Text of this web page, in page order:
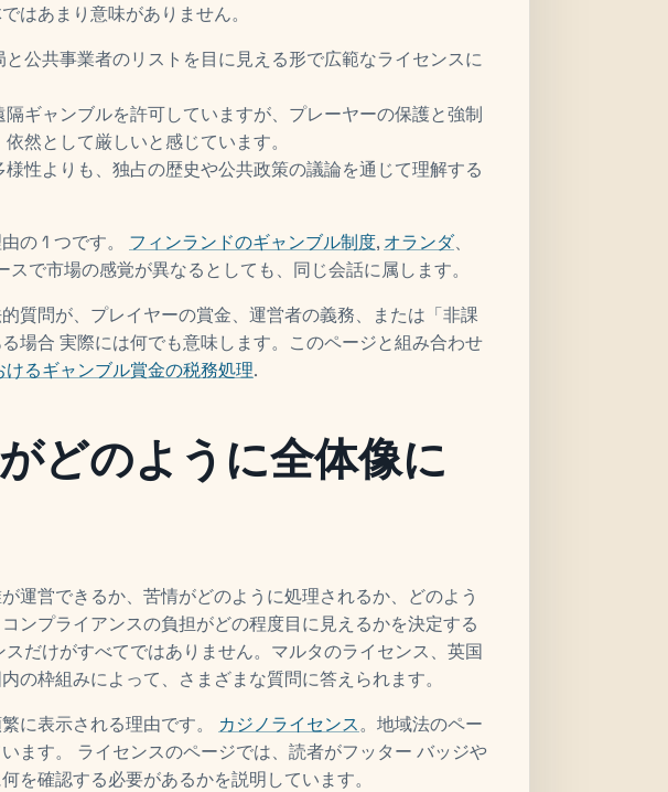
はあまり意味がありません。
公共事業者のリストを目に見える形で広範なライセンスに
ギャンブルを許可していますが、プレーヤーの保護と強制
然として厳しいと感じています。
性よりも、独占の歴史や公共政策の議論を通じて理解する
の 1 つです。 フィンランドのギャンブル制度, オランダ、
スで市場の感覚が異なるとしても、同じ会話に属します。
質問が、プレイヤーの賞金、運営者の義務、または「非課
場合 実際には何でも意味します。このページと組み合わせ
けるギャンブル賞金の税務処理.
どのように全体像に
運営できるか、苦情がどのように処理されるか、どのよう
ンプライアンスの負担がどの程度目に見えるかを決定する
だけがすべてではありません。マルタのライセンス、英国
の枠組みによって、さまざまな質問に答えられます。
に表示される理由です。 カジノライセンス。地域法のペー
ます。 ライセンスのページでは、読者がフッター バッジや
を確認する必要があるかを説明しています。